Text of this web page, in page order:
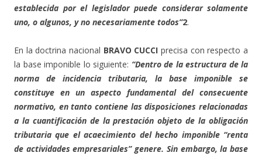
establecida por el legislador puede considerar solamente
uno, o algunos, y no necesariamente todos”2.
En la doctrina nacional BRAVO CUCCI precisa con respecto a
la base imponible lo siguiente: “Dentro de la estructura de la
norma de incidencia tributaria, la base imponible se
constituye en un aspecto fundamental del consecuente
normativo, en tanto contiene las disposiciones relacionadas
a la cuantificación de la prestación objeto de la obligación
tributaria que el acaecimiento del hecho imponible “renta
de actividades empresariales” genere. Sin embargo, la base